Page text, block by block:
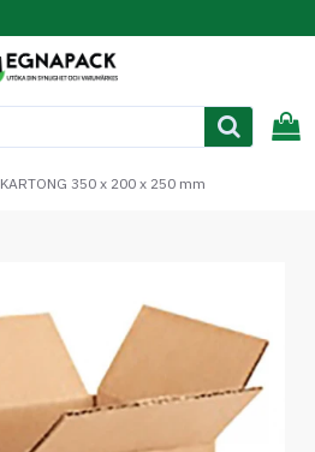
KARTONG 350 x 200 x 250 mm